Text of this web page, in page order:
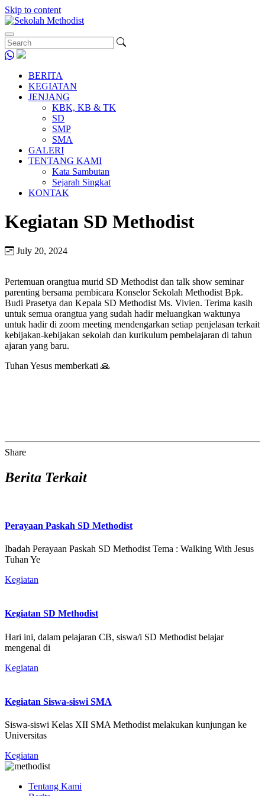
Skip to content
BERITA
KEGIATAN
JENJANG
KBK, KB & TK
SD
SMP
SMA
GALERI
TENTANG KAMI
Kata Sambutan
Sejarah Singkat
KONTAK
Kegiatan SD Methodist
July 20, 2024
Pertemuan orangtua murid SD Methodist dan talk show seminar
parenting bersama pembicara Konselor Sekolah Methodist Bpk.
Budi Prasetya dan Kepala SD Methodist Ms. Vivien. Terima kasih
untuk semua orangtua yang sudah hadir meluangkan waktunya
untuk hadir di zoom meeting mendengarkan setiap penjelasan terkait
kebijakan-kebijakan sekolah dan kurikulum pembelajaran di tahun
ajaran yang baru.
Tuhan Yesus memberkati 🙏
Share
Berita Terkait
Perayaan Paskah SD Methodist
Ibadah Perayaan Paskah SD Methodist Tema : Walking With Jesus
Tuhan Ye
Kegiatan
Kegiatan SD Methodist
Hari ini, dalam pelajaran CB, siswa/i SD Methodist belajar
mengenal di
Kegiatan
Kegiatan Siswa-siswi SMA
Siswa-siswi Kelas XII SMA Methodist melakukan kunjungan ke
Universitas
Kegiatan
Tentang Kami